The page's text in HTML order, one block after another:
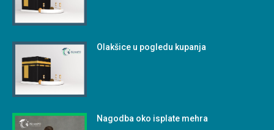
Olakšice u pogledu kupanja
Nagodba oko isplate mehra